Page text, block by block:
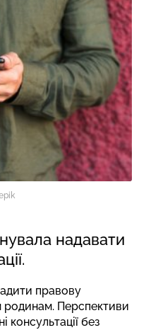
надавати
правову
родинам. Перспективи
консультації без